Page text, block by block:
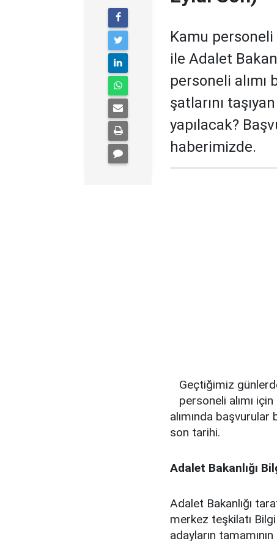
Kamu personeli
ile Adalet
personeli alımı
şatlarını
yapılacak?
haberimizde.
Geçtiğimiz
personeli alımı için
alımında
son tarihi.
Adalet Bakanlığı
Adalet Bakanlığı
merkez teşkilatı
adayların